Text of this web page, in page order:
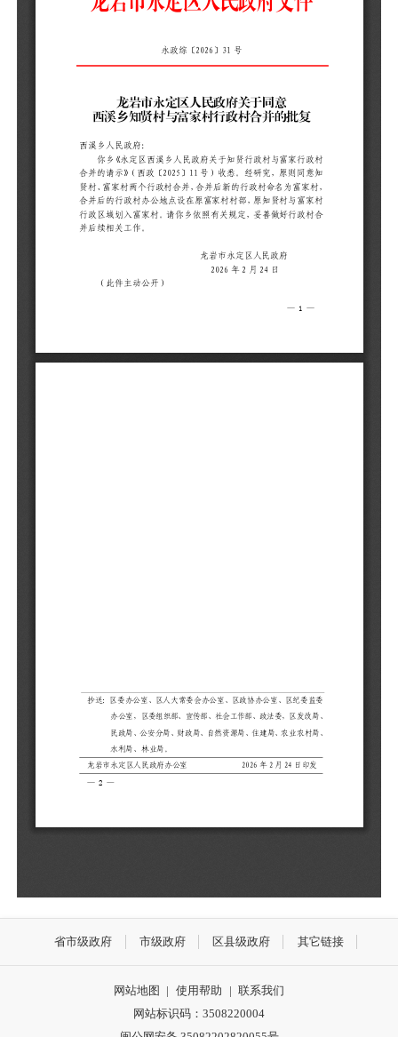
省市级政府 市级政府 区县级政府 其它链接
网站地图 | 使用帮助 | 联系我们
网站标识码：3508220004